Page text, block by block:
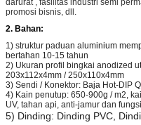
darurat , fasilitas industri semi
promosi bisnis, dll.
2. Bahan:
1) struktur paduan aluminium
bertahan 10-15 tahun
2) Ukuran profil bingkai anodized
203x112x4mm / 250x110x4mm
3) Sendi / Konektor: Baja Hot-DIP
4) Kain penutup: 650-900g / m2,
UV, tahan api, anti-jamur dan
5) Dinding: Dinding PVC,